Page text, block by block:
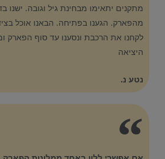
מהפארק. הגענו בפתיחה. הבאנו אוכל
לקחנו את הרכבת ונסענו עד סוף הפארק
היציאה
נטע נ.